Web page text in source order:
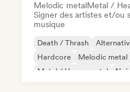
Melodic metalMetal /
Signer des artistes et/ou
musique
Death / Thrash
Hardcore
Melodic metal
Metal / Heavy metal